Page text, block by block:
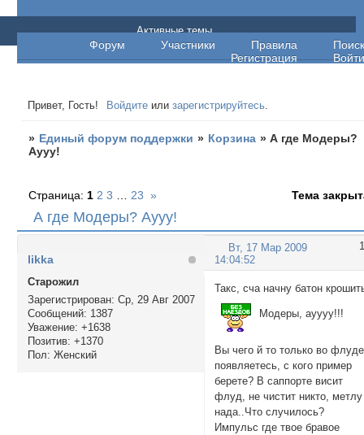
Единый форум поддержки
Форум Участники Правила
Поиск
Регистрация
Войти
Активные темы
Привет, Гость! Войдите илизарегистрируйтесь.
» Единый форум поддержки » Корзина »А где Модеры?
Аууу!
А где Модеры? Аууу!
Страница: 1 2 3 23 » Тема
1
Вт, 17 Мар 2009
14:04:52
likka
Cтарожил
Зарегистрирован: Ср, 29 Авг 2007
Сообщений: 1387
Уважение: +1638
Позитив: +1370
Пол: Женский
Такс, сча начну батон
Модеры, ауууу!!!
Вы чего й то только во флуде
появляетесь, с кого пример
берете? В саппорте висит
флуд, не чистит никто, метлу
нада..Что случилось?
Импульс где твое бравое